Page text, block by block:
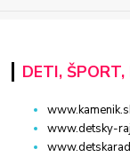
DETI, ŠPORT,
www.detsky-